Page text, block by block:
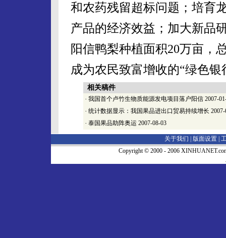
和农药残留超标问题；培育
产品的经济效益；加大新品
阳信鸭梨种植面积20万亩，
成为农民致富增收的“绿色银
相关稿件
· 我国首个卢竹生物质能源发电项目落户阳信 2007-
· 统计数据显示：我国果品进出口贸易持续增长
· 泰国果品助阵奥运 2007-08-03
关于我们 | 版面设置
Copyright © 2000 - 2006